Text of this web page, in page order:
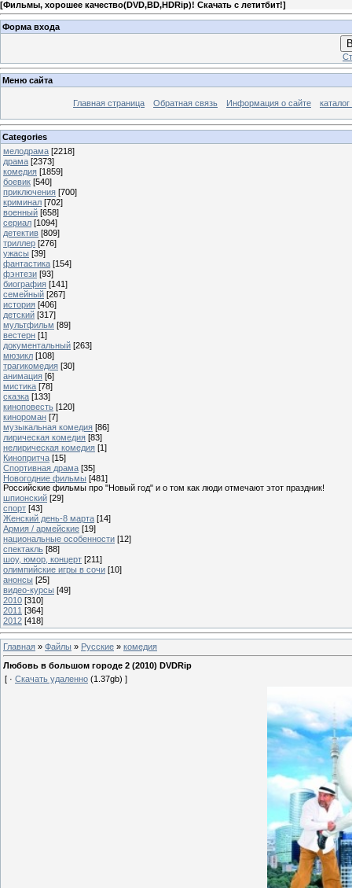
[Фильмы, хорошее качество(DVD,BD,HDRip)! Скачать с летитбит!]
Форма входа
Меню сайта
Главная страница Обратная связь Информация о сайте
Categories
мелодрама [2218]
драма [2373]
комедия [1859]
боевик [540]
приключения [700]
криминал [702]
военный [658]
сериал [1094]
детектив [809]
триллер [276]
ужасы [39]
фантастика [154]
фэнтези [93]
биография [141]
семейный [267]
история [406]
детский [317]
мультфильм [89]
вестерн [1]
документальный [263]
мюзикл [108]
трагикомедия [30]
анимация [6]
мистика [78]
сказка [133]
киноповесть [120]
кинороман [7]
музыкальная комедия [86]
лирическая комедия [83]
нелирическая комедия [1]
Кинопритча [15]
Спортивная драма [35]
Новогодние фильмы [481]
Российские фильмы про "Новый год" и о том как люди отмечают этот праздник!
шпионский [29]
спорт [43]
Женский день-8 марта [14]
Армия / армейские [19]
национальные особенности [12]
спектакль [88]
шоу, юмор, концерт [211]
олимпийские игры в сочи [10]
анонсы [25]
видео-курсы [49]
2010 [310]
2011 [364]
2012 [418]
Главная » Файлы » Русские » комедия
Любовь в большом городе 2 (2010) DVDRip
[ · Скачать удаленно (1.37gb) ]